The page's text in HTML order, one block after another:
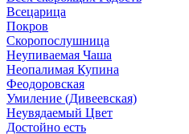
Всецарица
Покров
Скоропослушница
Неупиваемая Чаша
Неопалимая Купина
Феодоровская
Умиление (Дивеевская)
Неувядаемый Цвет
Достойно есть